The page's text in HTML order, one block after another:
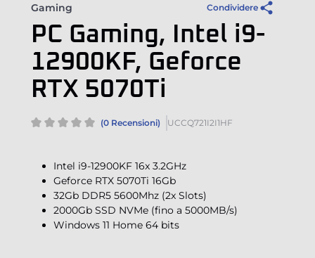
Gaming Condividere
PC Gaming, Intel i9-
12900KF, Geforce
RTX 5070Ti
(0 Recensioni) UCCQ721I2I1HF
Intel i9-12900KF 16x 3.2GHz
Geforce RTX 5070Ti 16Gb
32Gb DDR5 5600Mhz (2x Slots)
2000Gb SSD NVMe (fino a 5000MB/s)
Windows 11 Home 64 bits